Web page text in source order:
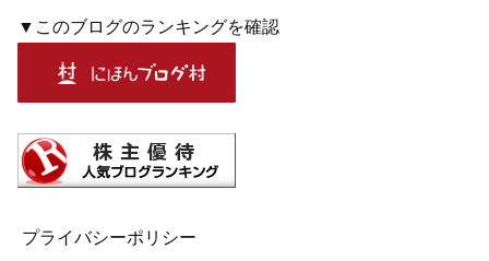
▼このブログのランキングを確認
プライバシーポリシー